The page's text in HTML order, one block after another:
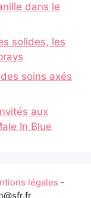
dans le
solides, les
soins axés
aux
In Blue
légales -